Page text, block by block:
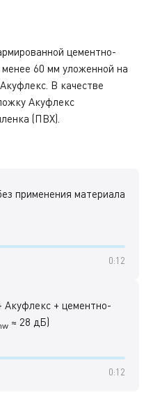
цементно-
60 мм уложенной на
В качестве
Акуфлекс
(ПВХ).
применения материала
0:12
+ цементно-
≈ 28 дБ)
0:12